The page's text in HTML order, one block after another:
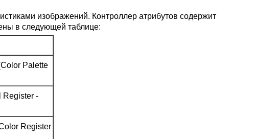
изображений. Контроллер атрибутов содержит
в следующей таблице:
Palette
Register -
Register